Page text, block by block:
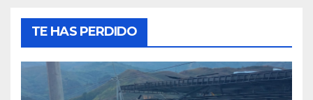
TE HAS PERDIDO